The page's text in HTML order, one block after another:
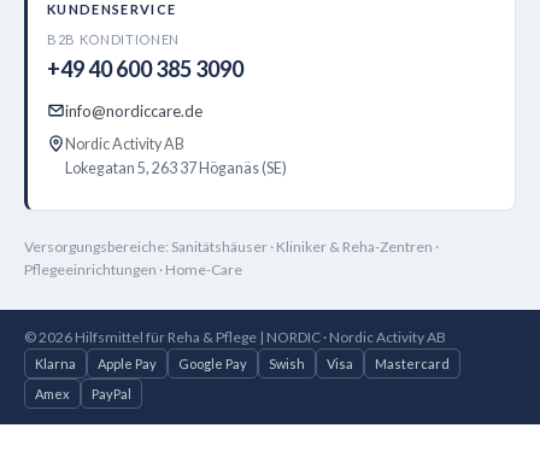
KUNDENSERVICE
B2B KONDITIONEN
+49 40 600 385 3090
info@nordiccare.de
Nordic Activity AB
Lokegatan 5, 263 37 Höganäs (SE)
Versorgungsbereiche: Sanitätshäuser · Kliniker & Reha-Zentren ·
Pflegeeinrichtungen · Home-Care
© 2026 Hilfsmittel für Reha & Pflege | NORDIC · Nordic Activity AB
Klarna Apple Pay Google Pay Swish Visa
Mastercard
Amex
PayPal